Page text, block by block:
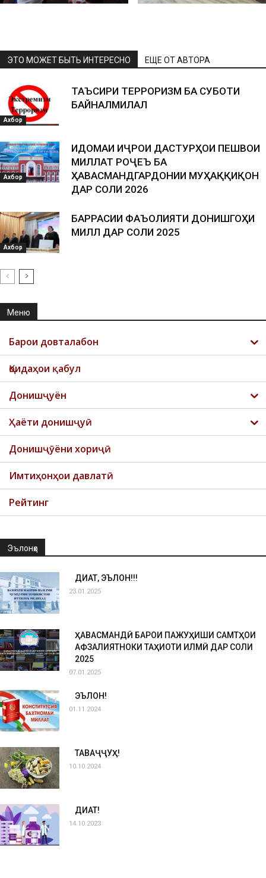
ЭТО МОЖЕТ БЫТЬ ИНТЕРЕСНО ЕЩЕ ОТ АВТОРА
Ахбор
ТАЪСИРИ ТЕРРОРИЗМ БА СУБОТИ
БАЙНАЛМИЛАЛӢ
Ахбор
ИДОМАИ ИҶРОИ ДАСТУРҲОИ ПЕШВОИ
МИЛЛАТ РОҶЕЪ БА
ҲАВАСМАНДГАРДОНИИ МУҲАҚҚИҚОН
ДАР СОЛИ 2026
Ахбор
БАРРАСИИ ФАЪОЛИЯТИ ДОНИШГОҲИ
МИЛЛӢ ДАР СОЛИ 2025
Меню
Барои довталабон
Қоидаҳои қабул
Донишҷуён
Ҳаёти донишҷуӣ
Донишҷӯёни хориҷӣ
Имтиҳонҳои давлатӣ
Рейтинг
Эълонҳо
ДИҚҚАТ, ЭЪЛОН!!!
23.01.2025
ҲАВАСМАНДӢ БАРОИ ПАЖУҲИШИ САМТҲОИ
АФЗАЛИЯТНОКИ ТАҲҚИҚОТИ ИЛМӢ ДАР СОЛИ
2025
07.01.2025
ЭЪЛОН!
01.11.2024
ТАВАҶҶУҲ!
10.10.2024
ДИҚҚАТ!
14.10.2023